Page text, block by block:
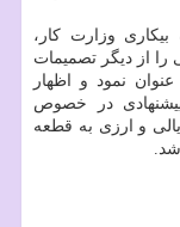
وزارت كار،
را از دیگر تصمیمات
نمود و اظهار
در خصوص
ریالی و ارزی به قطعه
شد.